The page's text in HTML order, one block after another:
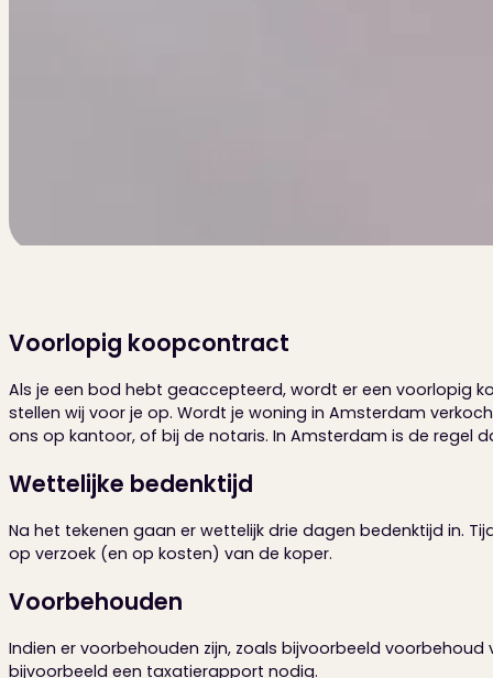
Voorlopig koopcontract
Als je een bod hebt geaccepteerd, wordt er een voorlopig
stellen wij voor je op. Wordt je woning in Amsterdam
ons op kantoor, of bij de notaris. In Amsterdam is de regel
Wettelijke bedenktijd
Na het tekenen gaan er wettelijk drie dagen bedenktijd in.
op verzoek (en op kosten) van de koper.
Voorbehouden
Indien er voorbehouden zijn, zoals bijvoorbeeld
bijvoorbeeld een taxatierapport nodig.